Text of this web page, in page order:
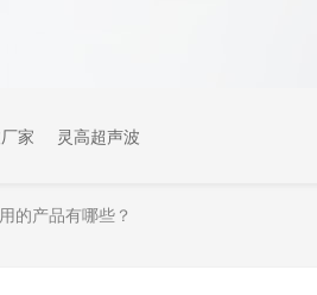
家 灵高超声波
的产品有哪些？